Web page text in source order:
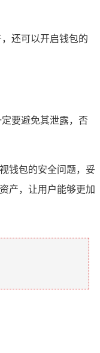
还可以开启钱包的
要避免其泄露，否
钱包的安全问题，妥
产，让用户能够更加